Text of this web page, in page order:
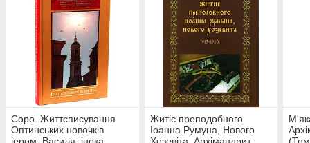
Соро. Життєписування
Оптинських новочків
іером. Василя, інока
Житіє преподобного
Іоанна Румуна, Нового
Хозевіта. Архімандрит